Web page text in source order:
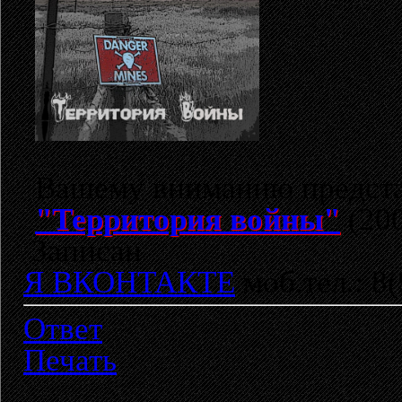
Вашему вниманию
"Территория войны"
Записан
Я ВКОНТАКТЕмоб.тел.:
Ответ
Печать